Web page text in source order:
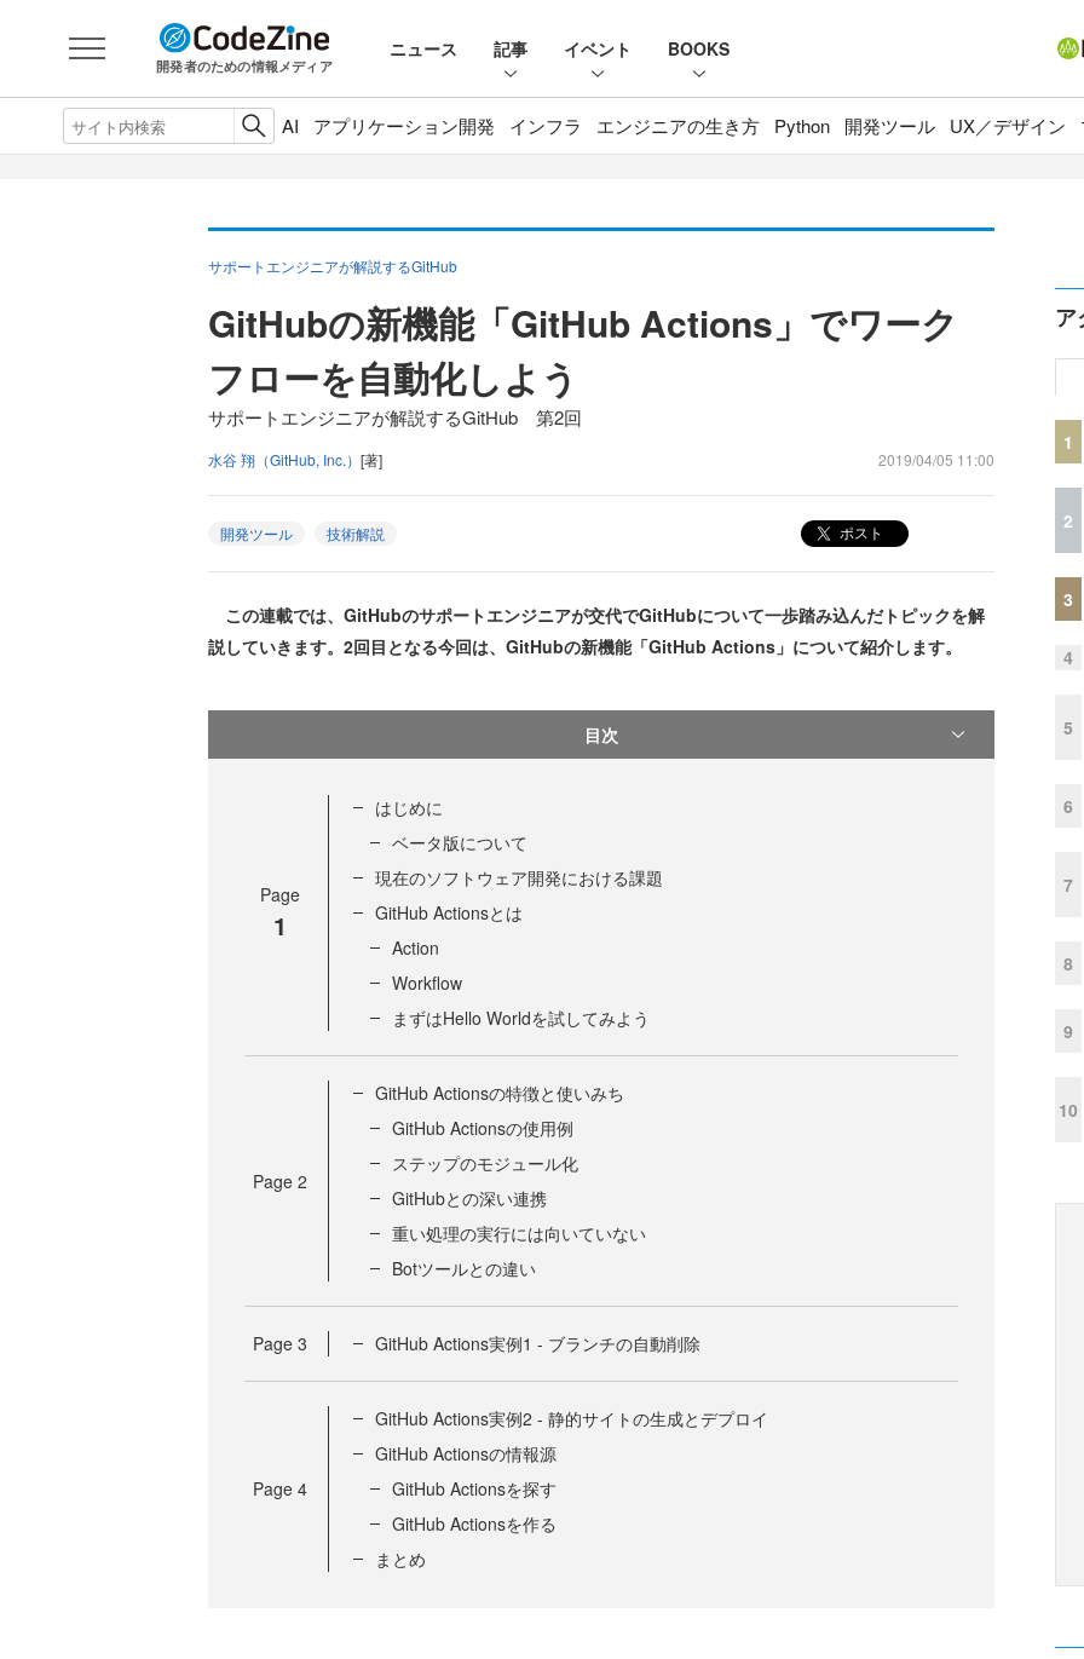
開発者のための情報メディア
ニュース 記事 イベント BOOKS
AI アプリケーション開発 インフラ エンジニアの生き方 Python 開発ツール UX／デザイン
サポートエンジニアが解説するGitHub
GitHubの新機能「GitHub Actions」でワーク
フローを自動化しよう
サポートエンジニアが解説するGitHub 第2回
水谷 翔（GitHub, Inc.） [著] 2019/04/05 11:00
開発ツール 技術解説 ポスト
この連載では、GitHubのサポートエンジニアが交代でGitHubについて一歩踏み込んだトピックを解
説していきます。2回目となる今回は、GitHubの新機能「GitHub Actions」について紹介します。
目次
Page
1
はじめに
ベータ版について
現在のソフトウェア開発における課題
GitHub Actionsとは
Action
Workflow
まずはHello Worldを試してみよう
Page 2
GitHub Actionsの特徴と使いみち
GitHub Actionsの使用例
ステップのモジュール化
GitHubとの深い連携
重い処理の実行には向いていない
Botツールとの違い
Page 3 GitHub Actions実例1 - ブランチの自動削除
Page 4
GitHub Actions実例2 - 静的サイトの生成とデプロイ
GitHub Actionsの情報源
GitHub Actionsを探す
GitHub Actionsを作る
まとめ
ア
1
2
3
4
5
6
7
8
9
10